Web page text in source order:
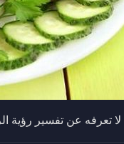
لا تعرفه عن تفسير رؤية